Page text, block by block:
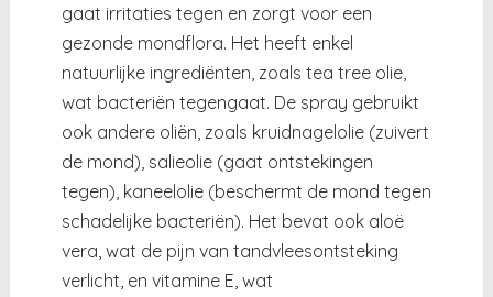
gaat irritaties tegen en zorgt voor een
gezonde mondflora. Het heeft enkel
natuurlijke ingrediënten, zoals tea tree olie,
wat bacteriën tegengaat. De spray gebruikt
ook andere oliën, zoals kruidnagelolie (zuivert
de mond), salieolie (gaat ontstekingen
tegen), kaneelolie (beschermt de mond tegen
schadelijke bacteriën). Het bevat ook aloë
vera, wat de pijn van tandvleesontsteking
verlicht, en vitamine E, wat